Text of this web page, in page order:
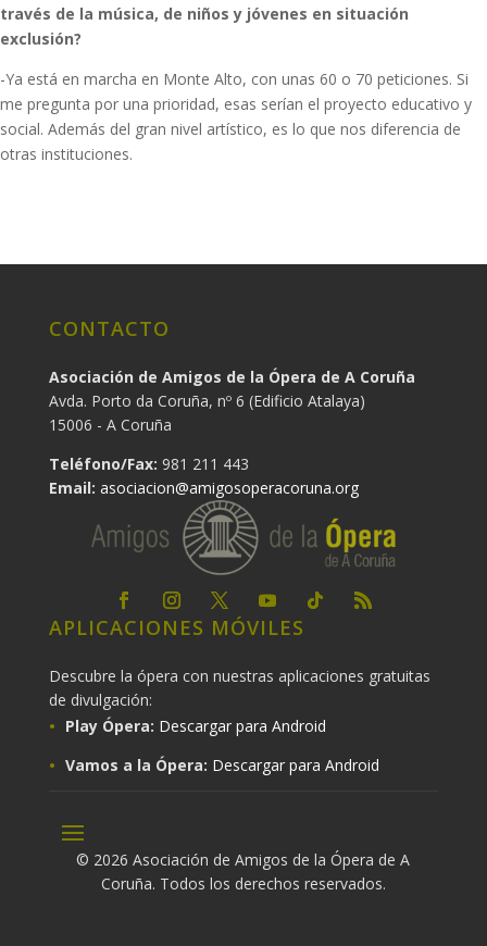
través de la música, de niños y jóvenes en situación
exclusión?
-Ya está en marcha en Monte Alto, con unas 60 o 70 peticiones. Si
me pregunta por una prioridad, esas serían el proyecto educativo y
social. Además del gran nivel artístico, es lo que nos diferencia de
otras instituciones.
CONTACTO
Asociación de Amigos de la Ópera de A Coruña
Avda. Porto da Coruña, nº 6 (Edificio Atalaya)
15006 - A Coruña
Teléfono/Fax: 981 211 443
Email: asociacion@amigosoperacoruna.org
APLICACIONES MÓVILES
Descubre la ópera con nuestras aplicaciones gratuitas
de divulgación:
Play Ópera: Descargar para Android
Vamos a la Ópera: Descargar para Android
© 2026 Asociación de Amigos de la Ópera de A
Coruña. Todos los derechos reservados.